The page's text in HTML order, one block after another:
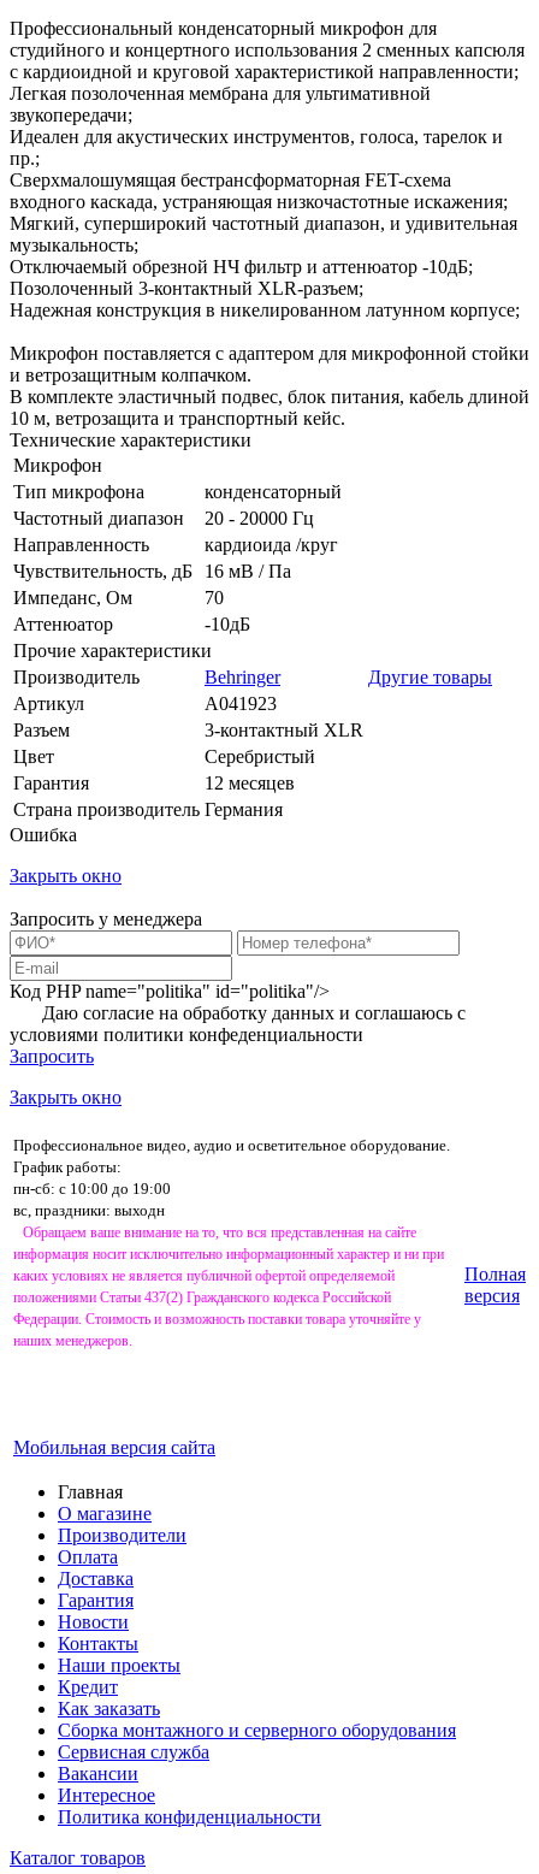
Профессиональный конденсаторный микрофон для
студийного и концертного использования 2 сменных капсюля
с кардиоидной и круговой характеристикой направленности;
Легкая позолоченная мембрана для ультимативной
звукопередачи;
Идеален для акустических инструментов, голоса, тарелок и
пр.;
Сверхмалошумящая бестрансформаторная FET-схема
входного каскада, устраняющая низкочастотные искажения;
Мягкий, суперширокий частотный диапазон, и удивительная
музыкальность;
Отключаемый обрезной НЧ фильтр и аттенюатор -10дБ;
Позолоченный 3-контактный XLR-разъем;
Надежная конструкция в никелированном латунном корпусе;
Микрофон поставляется с адаптером для микрофонной стойки
и ветрозащитным колпачком.
В комплекте эластичный подвес, блок питания, кабель длиной
10 м, ветрозащита и транспортный кейс.
Технические характеристики
Микрофон
Тип микрофона
конденсаторный
Частотный диапазон
20 - 20000 Гц
Направленность
кардиоида /круг
Чувствительность, дБ
16 мВ / Па
Импеданс, Ом
70
Аттенюатор
-10дБ
Прочие характеристики
Производитель
Behringer
Другие товары
Артикул
A041923
Разъем
3-контактный XLR
Цвет
Серебристый
Гарантия
12 месяцев
Страна производитель Германия
Ошибка
Закрыть окно
Запросить у менеджера
Код PHPname="politika" id="politika"/>
Даю согласие на обработку данных и соглашаюсь с
условиями политики конфеденциальности
Запросить
Закрыть окно
Профессиональное видео, аудио и осветительное оборудование.
График работы:
пн-сб: с 10:00 до 19:00
вс, праздники: выходн
Обращаем ваше внимание на то, что вся представленная на сайте
информация носит исключительно информационный характер и ни при
каких условиях не является публичной офертой определяемой
положениями Статьи 437(2) Гражданского кодекса Российской
Федерации. Стоимость и возможность поставки товара уточняйте у
наших менеджеров.
Мобильная версия сайта
Полная
версия
Главная
О магазине
Производители
Оплата
Доставка
Гарантия
Новости
Контакты
Наши проекты
Кредит
Как заказать
Сборка монтажного и серверного оборудования
Сервисная служба
Вакансии
Интересное
Политика конфиденциальности
Каталог товаров